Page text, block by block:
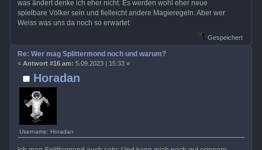
was ändert denke ich eher nicht. Es werden wohl eher neue
spielbare Völker sein und fielleicht andere Magieregeln. Aber wer
Weiss was uns da noch so erwartet.
Gespeichert
Horadan
Username: Horadan
Re: Wer mag Splittermond noch und warum?
« Antwort #16 am: 5.09.2023 | 15:33 »